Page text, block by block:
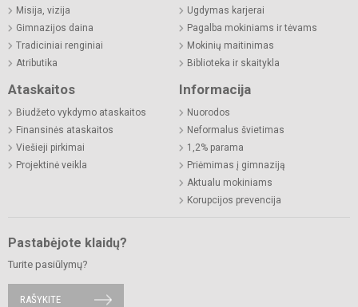
Misija, vizija
Gimnazijos daina
Tradiciniai renginiai
Atributika
Ugdymas karjerai
Pagalba mokiniams ir tėvams
Mokinių maitinimas
Biblioteka ir skaitykla
Ataskaitos
Biudžeto vykdymo ataskaitos
Finansinės ataskaitos
Viešieji pirkimai
Projektinė veikla
Informacija
Nuorodos
Neformalus švietimas
1,2% parama
Priėmimas į gimnaziją
Aktualu mokiniams
Korupcijos prevencija
Pastabėjote klaidų?
Turite pasiūlymų?
RAŠYKITE